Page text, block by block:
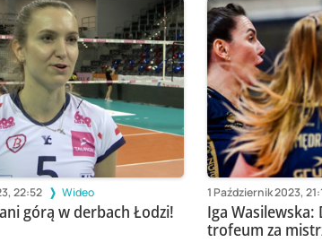
22:52 Wideo
górą w derbach Łodzi!
1 Październik 2023,
Iga Wasilewska:
trofeum za